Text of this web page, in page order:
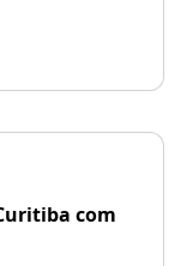
com